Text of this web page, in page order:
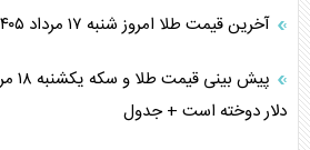
آخرین قیمت طلا امروز شنبه ۱۷ مرداد ۱۴۰۵ | صعود تاریخی طلا
دلار دوخته است + جدول